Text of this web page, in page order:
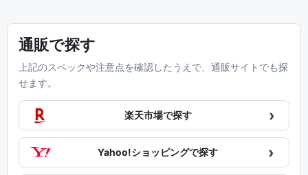
通販で探す
上記のスペックや注意点を確認したうえで、通販サイトでも探
せます。
楽天市場で探す ›
Yahoo!ショッピングで探す ›